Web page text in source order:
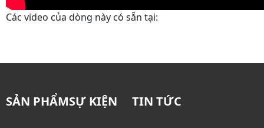
Các video của dòng này có sẵn tại:
SẢN PHẨMSỰ KIỆN TIN TỨC